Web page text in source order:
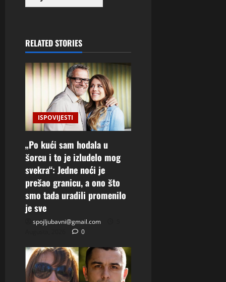
RELATED STORIES
ISPOVIJESTI
„Po kući sam hodala u
šorcu i to je izludelo mog
svekra“: Jedne noći je
prešao granicu, a ono što
smo tada uradili promenilo
je sve
spojljubavni@gmail.com
0